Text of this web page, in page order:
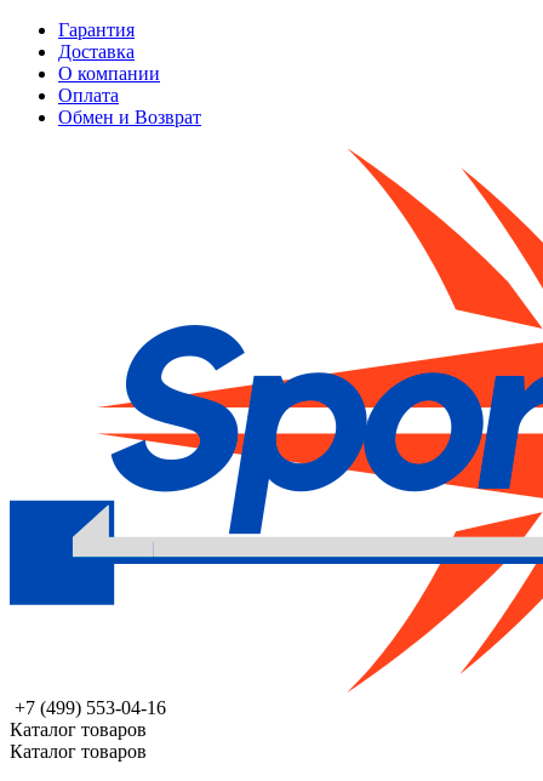
Гарантия
Доставка
О компании
Оплата
Обмен и Возврат
+7 (499) 553-04-16
Каталог товаров
Каталог товаров